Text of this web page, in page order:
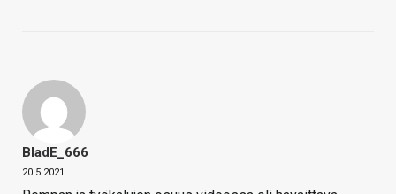
BladE_666
20.5.2021